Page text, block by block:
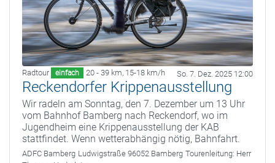
Radtour einfach 20 - 39 km, 15-18 km/h So. 7. Dez. 2025 12:00
Reckendorfer Krippenausstellung
Wir radeln am Sonntag, den 7. Dezember um 13 Uhr
vom Bahnhof Bamberg nach Reckendorf, wo im
Jugendheim eine Krippenausstellung der KAB
stattfindet. Wenn wetterabhängig nötig, Bahnfahrt.
ADFC Bamberg Ludwigstraße 96052 Bamberg Tourenleitung: Herr